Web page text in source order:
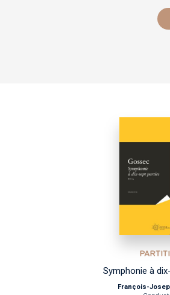
Symphonie à
François-